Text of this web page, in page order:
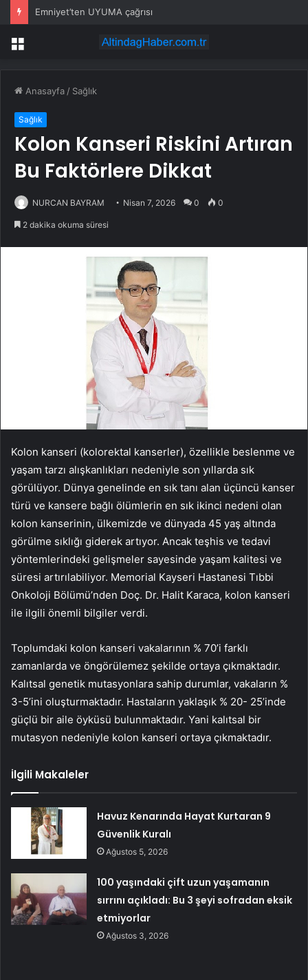
Emniyet’ten UYUMA çağrısı
Menü
Anasayfa / Sağlık
Sağlık
Kolon Kanseri Riskini Artıran
Bu Faktörlere Dikkat
NURCAN BAYRAM Nisan 7, 2026 0 0
2 dakika okuma süresi
Kolon kanseri (kolorektal kanserler), özellikle beslenme ve
yaşam tarzı alışkanlıkları nedeniyle son yıllarda sık
görülüyor. Dünya genelinde en sık tanı alan üçüncü kanser
türü ve kansere bağlı ölümlerin en sık ikinci nedeni olan
kolon kanserinin, ülkemizde ve dünyada 45 yaş altında
görülme sıklığı giderek artıyor. Ancak teşhis ve tedavi
yöntemlerindeki gelişmeler sayesinde yaşam kalitesi ve
süresi artırılabiliyor. Memorial Kayseri Hastanesi Tıbbi
Onkoloji Bölümü’nden Doç. Dr. Halit Karaca, kolon kanseri
ile ilgili önemli bilgiler verdi.
Toplumdaki kolon kanseri vakalarının % 70’i farklı
zamanlarda ve öngörülemez şekilde ortaya çıkmaktadır.
Kalıtsal genetik mutasyonlara sahip durumlar, vakaların %
3-5’ini oluşturmaktadır. Hastaların yaklaşık % 20- 25’inde
güçlü bir aile öyküsü bulunmaktadır. Yani kalıtsal bir
mutasyon nedeniyle kolon kanseri ortaya çıkmaktadır.
İlgili Makaleler
Havuz Kenarında Hayat Kurtaran 9
Güvenlik Kuralı
Ağustos 5, 2026
100 yaşındaki çift uzun yaşamanın
sırrını açıkladı: Bu 3 şeyi sofradan eksik
etmiyorlar
Ağustos 3, 2026